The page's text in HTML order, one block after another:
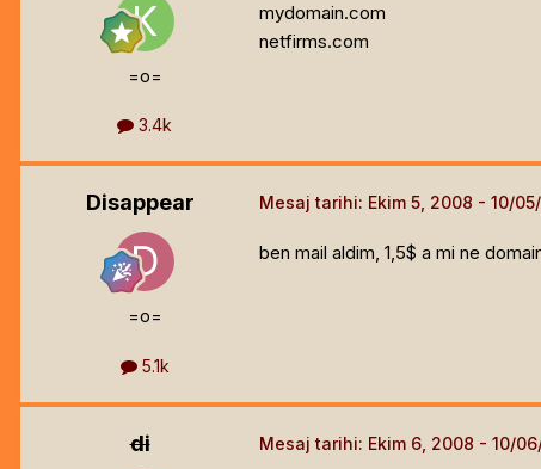
=o=
3.4k
mydomain.com
netfirms.com
Disappear
=o=
5.1k
Mesaj tarihi: Ekim 5, 2008
ben mail aldim, 1,5$ a mi ne
di Mesaj tarihi: Ekim 6, 2008